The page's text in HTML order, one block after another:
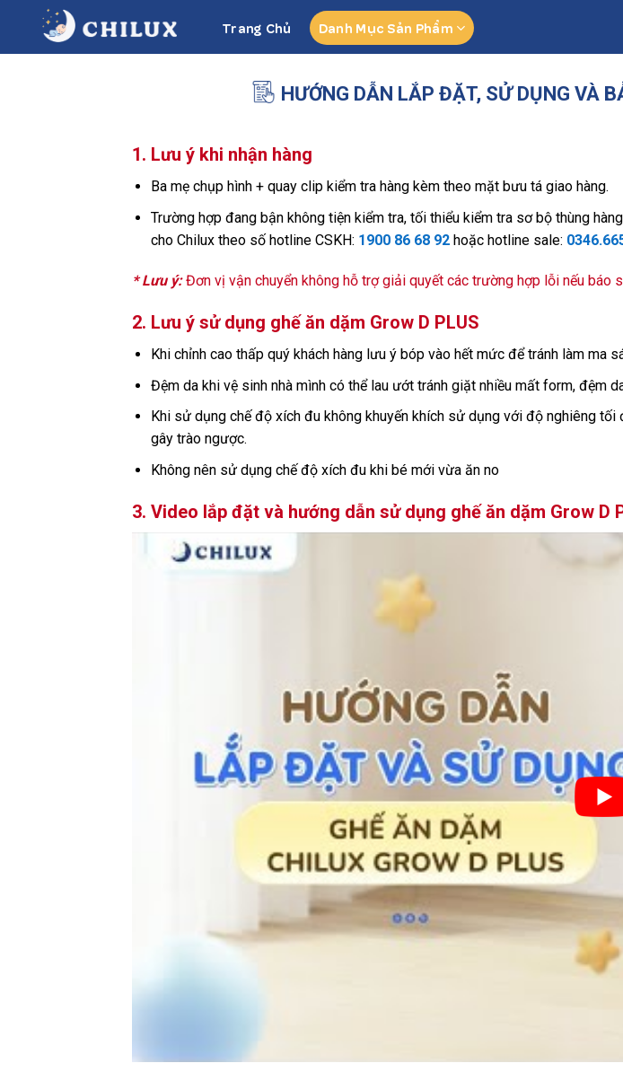
content
Trang Chủ Danh Mục Sản Phẩm
HƯỚNG DẪN LẮP ĐẶT, SỬ DỤNG VÀ
1. Lưu ý khi nhận hàng
Ba mẹ chụp hình + quay clip kiểm tra hàng kèm theo mặt bưu tá giao hàng.
Trường hợp đang bận không tiện kiểm tra, tối thiểu kiểm tra sơ bộ thùng
cho Chilux theo số hotline CSKH: 1900 86 68 92 hoặc hotline sale:
* Lưu ý:Đơn vị vận chuyển không hỗ trợ giải quyết các trường hợp lỗi nếu báo
2. Lưu ý sử dụng ghế ăn dặm Grow D PLUS
Khi chỉnh cao thấp quý khách hàng lưu ý bóp vào hết mức để tránh làm ma
Đệm da khi vệ sinh nhà mình có thể lau ướt tránh giặt nhiều mất form, đệm
Khi sử dụng chế độ xích đu không khuyến khích sử dụng với độ nghiêng
gây trào ngược.
Không nên sử dụng chế độ xích đu khi bé mới vừa ăn no
3. Video lắp đặt và hướng dẫn sử dụng ghế ăn dặm Grow D